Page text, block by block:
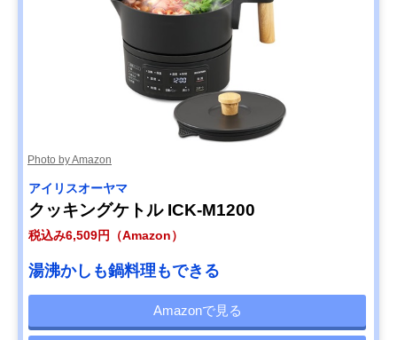
Photo by Amazon
アイリスオーヤマ
クッキングケトル ICK-M1200
税込み6,509円（Amazon）
湯沸かしも鍋料理もできる
Amazonで見る